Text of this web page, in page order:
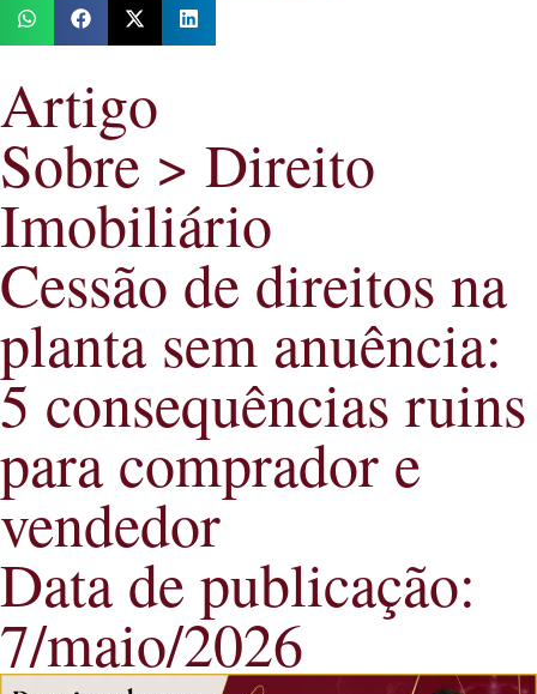
Artigo
Sobre > Direito
Imobiliário
Cessão de direitos na
planta sem anuência:
5 consequências ruins
para comprador e
vendedor
Data de publicação:
7/maio/2026